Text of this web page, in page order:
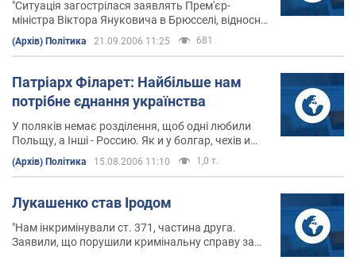
"Ситуація загострілася заявлять Прем'єр-
міністра Віктора Януковича в Брюсселі, відносно
заморожування нашого проєвропейського
вектора розвітку. Через це розробляється
Фракції в цілому".
(Архів) Політика 21.09.2006 11:25 681
Патріарх Філарет: Найбільше нам
потрібне єднання українства
У поляків немає розділення, щоб одні любили
Польщу, а Інші - Россию. Як и у болгар, чехів и
других. Розділення у середіні самої нації є однією
з ВАЖЛИВО причин того, что Україна НЕ досягла
років.
(Архів) Політика 15.08.2006 11:10 1,0 т.
Лукашенко став Іродом
"Нам інкримінували ст. 371, частина друга.
Заявили, що порушили кримінальну справу за